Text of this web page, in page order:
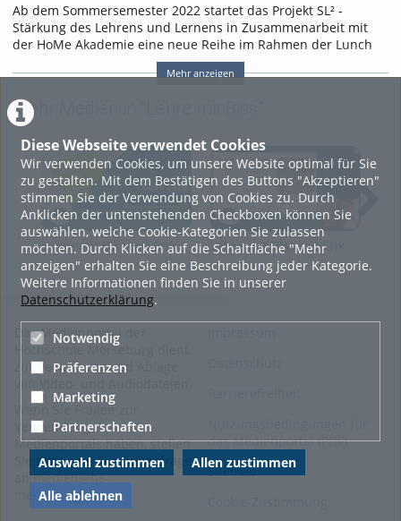
Diese Webseite verwendet Cookies
Wir verwenden Cookies, um unsere Website optimal für Sie
zu gestalten. Mit dem Bestätigen des Buttons "Akzeptieren"
stimmen Sie der Verwendung von Cookies zu. Durch
Anklicken der untenstehenden Checkboxen können Sie
auswählen, welche Cookie-Kategorien Sie zulassen
möchten. Durch Klicken auf die Schaltfläche "Mehr
anzeigen" erhalten Sie eine Beschreibung jeder Kategorie.
Weitere Informationen finden Sie in unserer
Datenschutzerklärung.
Notwendig
Präferenzen
Marketing
Partnerschaften
Auswahl zustimmen
Allen zustimmen
Alle ablehnen
Ab dem Sommersemester 2022 startet das Projekt SL² -
Stärkung des Lehrens und Lernens in Zusammenarbeit mit
der HoMe Akademie eine neue Reihe im Rahmen der Lunch
Lectures unter dem Titel „Lehre mit Biss“. Ziel ist es,
innovative Lehr-/Lern- und Prüfungskonzeptean unserer
Erfahrungen rund um die Lehre zu teilen und Lehrende
miteinander ins Gespräch zu bringen. Lehre mit Biss findet
der Vorlesungszeit regelmäßig am letzten Montag
wird hybridumgesetzt, so dass Interessierte sowohl in
Präsenz im Gartenhaus oder auf online über BigBlueButton
teilnehmen können.
Tags:
lehre
lunch lecture
sl²
Kategorien: Allgemein
Mehr anzeigen
Mehr Medien in "Lehre mit Biss"
Lehre mit Biss mit Erik
Theuerkauf
Lehre mit Biss mit Erik
Theuerkauf
Das Medienportal der
Hochschule Merseburg dient
zur Verwaltung und Ablage
Wenn Sie Fragen zur
Verwendung des
Medienportals haben, stellen
Sie bitte eine Supportanfrage
anmedien@hs-
merseburg.de.
das Medienportal (PDF)
Sitemap